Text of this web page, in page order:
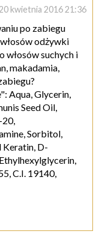
20 kwietnia 2016 21:36
po zabiegu
odżywki
włosów suchych i
makadamia,
Aqua, Glycerin,
Seed Oil,
20,
Sorbitol,
D-
C.I. 19140,